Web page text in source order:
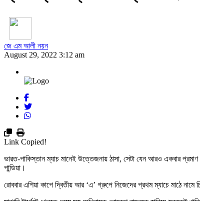
জে এম আলী নয়ন
August 29, 2022 3:12 am
Link Copied!
ভারত-পাকিস্তান ম্যাচ মানেই উত্তেজনায় ঠাসা, সেটা যেন আরও একবার
পান্ডিয়া।
রোববার এশিয়া কাপে দ্বিতীয় আর ‘এ’ গ্রুপে নিজেদের প্রথম ম্যাচে মাঠে